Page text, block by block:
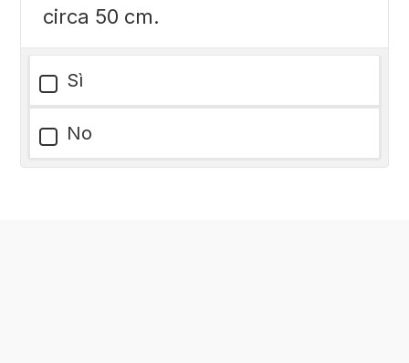
circa 50 cm.
Sì
No